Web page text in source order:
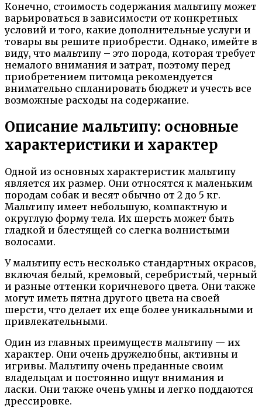
Конечно, стоимость содержания мальтипу может
варьироваться в зависимости от конкретных
условий и того, какие дополнительные услуги и
товары вы решите приобрести. Однако, имейте в
виду, что мальтипу – это порода, которая требует
немалого внимания и затрат, поэтому перед
приобретением питомца рекомендуется
внимательно спланировать бюджет и учесть все
возможные расходы на содержание.
Описание мальтипу: основные
характеристики и характер
Одной из основных характеристик мальтипу
является их размер. Они относятся к маленьким
породам собак и весят обычно от 2 до 5 кг.
Мальтипу имеет небольшую, компактную и
округлую форму тела. Их шерсть может быть
гладкой и блестящей со слегка волнистыми
волосами.
У мальтипу есть несколько стандартных окрасов,
включая белый, кремовый, серебристый, черный
и разные оттенки коричневого цвета. Они также
могут иметь пятна другого цвета на своей
шерсти, что делает их еще более уникальными и
привлекательными.
Один из главных преимуществ мальтипу — их
характер. Они очень дружелюбны, активны и
игривы. Мальтипу очень преданные своим
владельцам и постоянно ищут внимания и
ласки. Они также очень умны и легко поддаются
дрессировке.